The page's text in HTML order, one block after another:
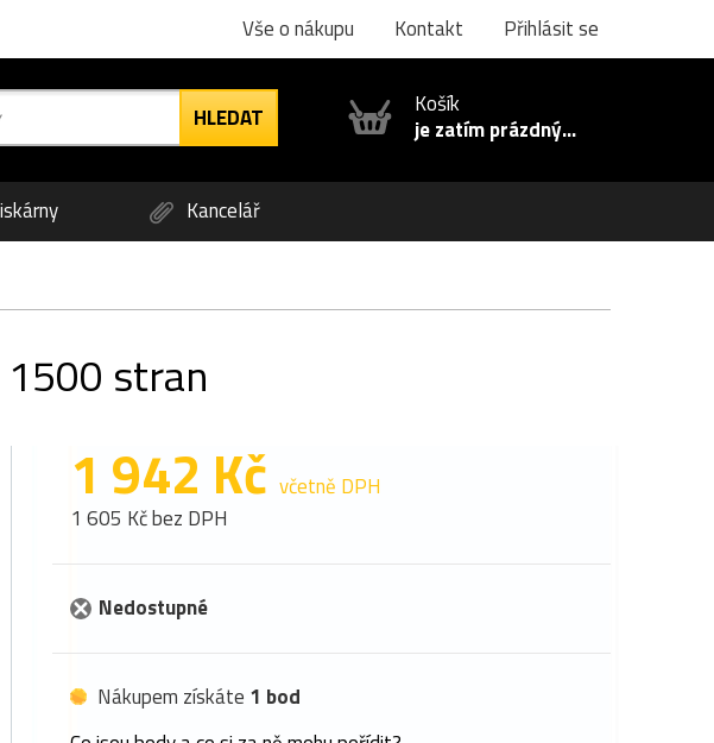
Vše o nákupu Kontakt Přihlásit se
Košík
je zatím prázdný...
Kancelář
stran
1 942 Kč včetně DPH
1 605 Kč bez DPH
Nedostupné
Nákupem získáte 1 bod